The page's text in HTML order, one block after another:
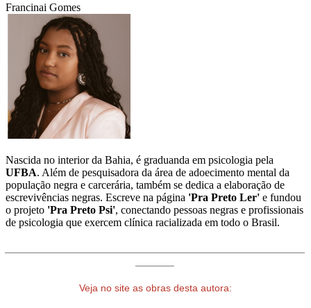
Francinai Gomes
Nascida no interior da Bahia, é graduanda em psicologia pela
UFBA. Além de pesquisadora da área de adoecimento mental da
população negra e carcerária, também se dedica a elaboração de
escrevivências negras. Escreve na página 'Pra Preto Ler' e fundou
o projeto 'Pra Preto Psi', conectando pessoas negras e profissionais
de psicologia que exercem clínica racializada em todo o Brasil.
Veja no site as obras desta autora: